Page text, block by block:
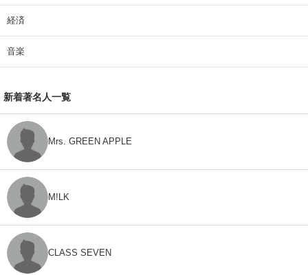
経済
音楽
新着著名人一覧
Mrs. GREEN APPLE
M!LK
CLASS SEVEN